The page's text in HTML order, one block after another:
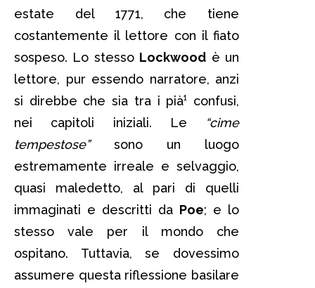
estate del 1771, che tiene
costantemente il lettore con il fiato
sospeso. Lo stesso Lockwood è un
lettore, pur essendo narratore, anzi
si direbbe che sia tra i pià¹ confusi,
nei capitoli iniziali. Le
“cime
tempestose”sono un luogo
estremamente irreale e selvaggio,
quasi maledetto, al pari di quelli
immaginati e descritti da Poe; e lo
stesso vale per il mondo che
ospitano. Tuttavia, se dovessimo
assumere questa riflessione basilare